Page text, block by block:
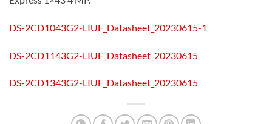
DS-2CD1043G2-LIUF_Datasheet_20230615-1
DS-2CD1143G2-LIUF_Datasheet_20230615
DS-2CD1343G2-LIUF_Datasheet_20230615